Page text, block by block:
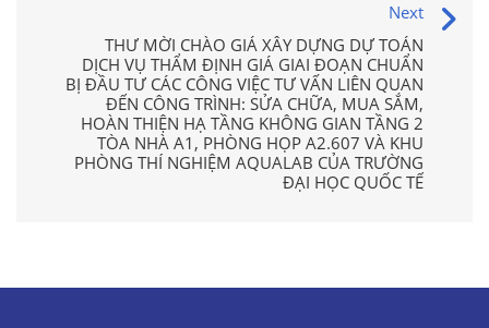
Next
THƯ MỜI CHÀO GIÁ XÂY DỰNG DỰ TOÁN
DỊCH VỤ THẨM ĐỊNH GIÁ GIAI ĐOẠN CHUẨN
BỊ ĐẦU TƯ CÁC CÔNG VIỆC TƯ VẤN LIÊN QUAN
ĐẾN CÔNG TRÌNH: SỬA CHỮA, MUA SẮM,
HOÀN THIỆN HẠ TẦNG KHÔNG GIAN TẦNG 2
TÒA NHÀ A1, PHÒNG HỌP A2.607 VÀ KHU
PHÒNG THÍ NGHIỆM AQUALAB CỦA TRƯỜNG
ĐẠI HỌC QUỐC TẾ